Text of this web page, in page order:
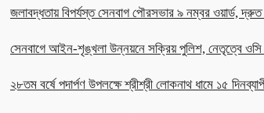
জলাবদ্ধতায় বিপর্যস্ত সেনবাগ পৌরসভার ৯ নম্বর ওয়ার্ড, দ্রুত
সেনবাগে আইন-শৃঙ্খলা উন্নয়নে সক্রিয় পুলিশ, নেতৃত্বে
২৮তম বর্ষে পদার্পণ উপলক্ষে শ্রীশ্রী লোকনাথ ধামে ১৫